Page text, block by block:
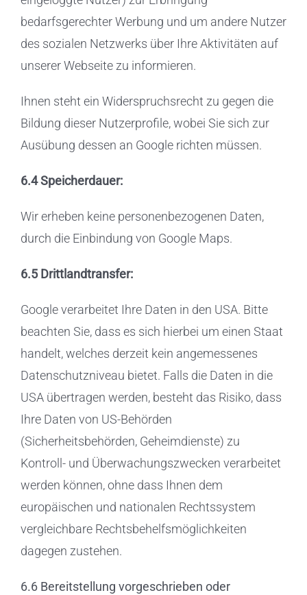
bedarfsgerechter Werbung und um andere Nutzer
des sozialen Netzwerks über Ihre Aktivitäten auf
unserer Webseite zu informieren.
Ihnen steht ein Widerspruchsrecht zu gegen die
Bildung dieser Nutzerprofile, wobei Sie sich zur
Ausübung dessen an Google richten müssen.
6.4 Speicherdauer:
Wir erheben keine personenbezogenen Daten,
durch die Einbindung von Google Maps.
6.5 Drittlandtransfer:
Google verarbeitet Ihre Daten in den USA. Bitte
beachten Sie, dass es sich hierbei um einen Staat
handelt, welches derzeit kein angemessenes
Datenschutzniveau bietet. Falls die Daten in die
USA übertragen werden, besteht das Risiko, dass
Ihre Daten von US-Behörden
(Sicherheitsbehörden, Geheimdienste) zu
Kontroll- und Überwachungszwecken verarbeitet
werden können, ohne dass Ihnen dem
europäischen und nationalen Rechtssystem
vergleichbare Rechtsbehelfsmöglichkeiten
dagegen zustehen.
6.6 Bereitstellung vorgeschrieben oder